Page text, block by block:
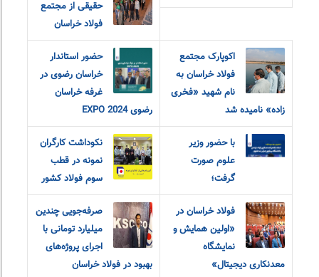
حقیقی از مجتمع
فولاد خراسان
اکوپارک مجتمع
فولاد خراسان به
نام شهید «فخری
زاده» نامیده شد
حضور استاندار
خراسان رضوی در
غرفه خراسان
رضوی EXPO 2024
با حضور وزیر
علوم صورت
گرفت؛
نکوداشت کارگران
نمونه در قطب
سوم فولاد کشور
فولاد خراسان در
«اولین همایش و
نمایشگاه
معدنکاری دیجیتال»
صرفه‌جویی چندین
میلیارد تومانی با
اجرای پروژه‌های
بهبود در فولاد خراسان